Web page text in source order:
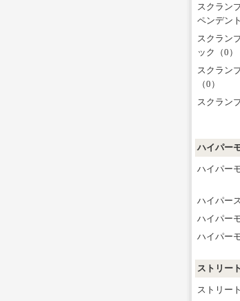
スクラン
ペンデン
スクラン
ック（0）
スクラン
（0）
スクラン
ハイパー
ハイパー
ハイパー
ハイパー
ハイパー
ストリー
ストリー